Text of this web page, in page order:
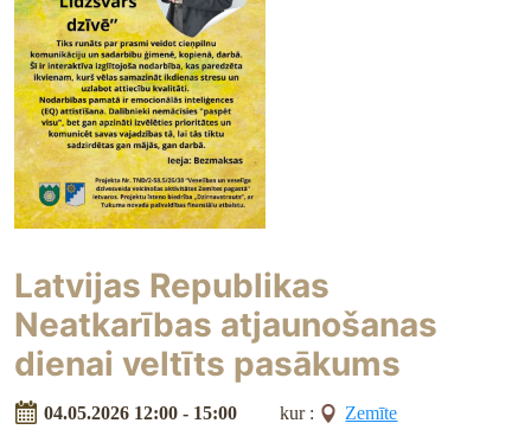
Latvijas Republikas
Neatkarības atjaunošanas
dienai veltīts pasākums
04.05.2026 12:00 - 15:00 kur : Zemīte